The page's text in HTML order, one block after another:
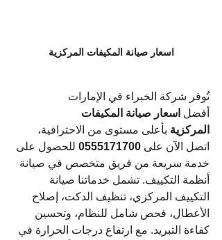
اسعار صيانة المكيفات المركزية
تُوفر شركة الخبراء في الإمارات
أفضل اسعار صيانة المكيفات
المركزية بأعلى مستوى من الاحترافية،
اتصل الآن على 0555171700 للحصول على
خدمة سريعة من فريق متخصص في صيانة
أنظمة التكييف. تشمل خدماتنا صيانة
التكييف المركزي، تنظيف الدكت، إصلاح
الأعطال، فحص شامل للنظام، وتحسين
كفاءة التبريد. مع ارتفاع درجات الحرارة في